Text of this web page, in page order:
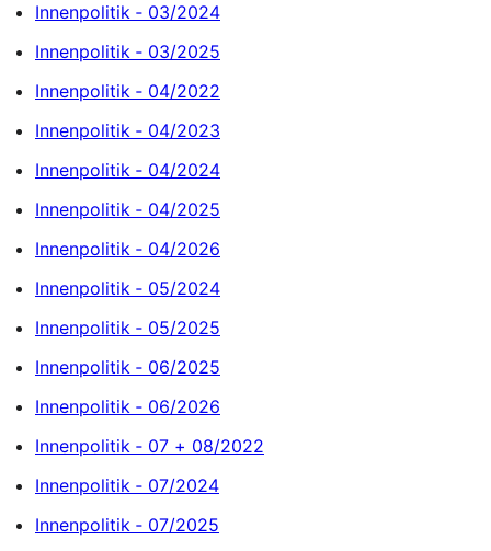
Innenpolitik ‐ 03/2024
Innenpolitik ‐ 03/2025
Innenpolitik ‐ 04/2022
Innenpolitik ‐ 04/2023
Innenpolitik ‐ 04/2024
Innenpolitik ‐ 04/2025
Innenpolitik ‐ 04/2026
Innenpolitik ‐ 05/2024
Innenpolitik ‐ 05/2025
Innenpolitik ‐ 06/2025
Innenpolitik ‐ 06/2026
Innenpolitik ‐ 07 + 08/2022
Innenpolitik ‐ 07/2024
Innenpolitik ‐ 07/2025